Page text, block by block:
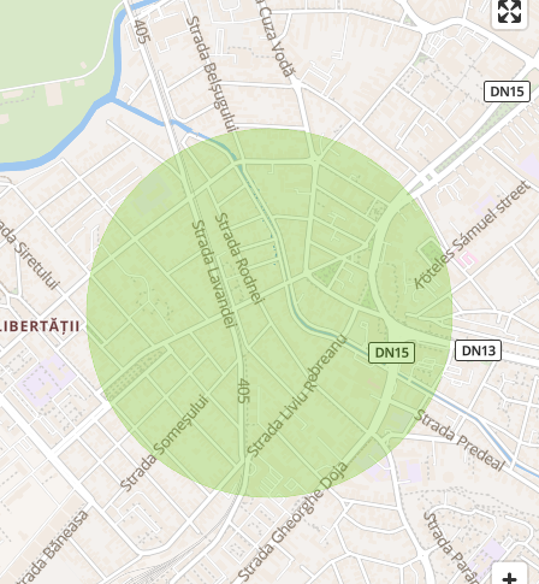
• 2 mașini de etichetat cu bandă
• 1 mașină de ambalat la caserolă
• 2 mașini de vidat
• 1 tanc de contracție pentru vid
• 1 mașină de spălat navete
• 3 imprimante pentru etichete
• 4 cântare industriale
Facilități suplimentare:
• Centrală fotovoltaică 125 KW pe clădirea principală
• Parc photovoltaic cu capacitate 200 kw ( pe teren)
• Stație de epurare a apei uzate
Flotă auto inclusă:
• 12 dube Mercedes Sprinter cu frig
• 10 autoturisme Dacia Logan
• 3 Volkswagen Polo
• 2 Renault Express
Această fabrică oferă toate condițiile necesare pentru
continuarea imediată a producției.